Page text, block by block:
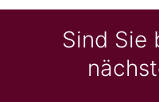
Sind Sie